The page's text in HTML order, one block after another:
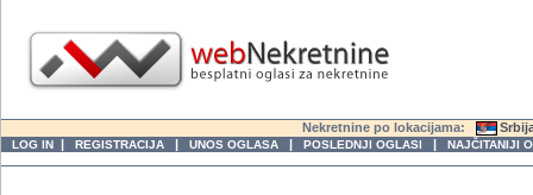
Nekretnine po lokacijama:
LOG IN | REGISTRACIJA | UNOS OGLASA | POSLEDNJI OGLASI | NAJČITANIJI